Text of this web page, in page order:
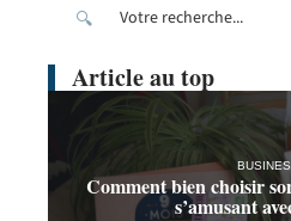
Article au top
Comment bien choisir
s’amusant